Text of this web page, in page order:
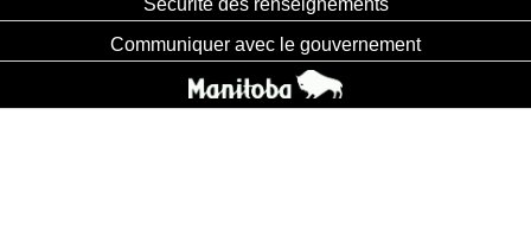
Communiquer avec le gouvernement